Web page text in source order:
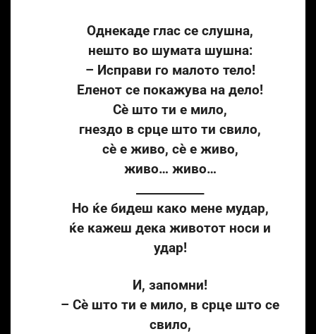
Однекаде глас се слушна,
нешто во шумата шушна:
– Исправи го малото тело!
Еленот се покажува на дело!
Сѐ што ти е мило,
гнездо в срце што ти свило,
сѐ е живо, сѐ е живо,
живо… живо…
Но ќе бидеш како мене мудар,
ќе кажеш дека животот носи и
удар!
И, запомни!
– Сѐ што ти е мило, в срце што се
свило,